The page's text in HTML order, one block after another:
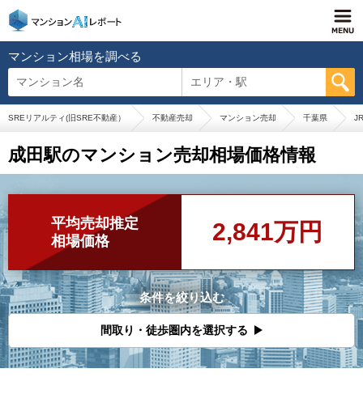
マンション相場を調べる
マンション名 エリア・駅
SREリアルティ(旧SRE不動産） 不動産売却 マンション売却 千葉県
成田駅のマンション売却相場価格情報
平均売却推定
相場価格
2,841万円
条件を絞り込む
間取り・徒歩圏内を選択する